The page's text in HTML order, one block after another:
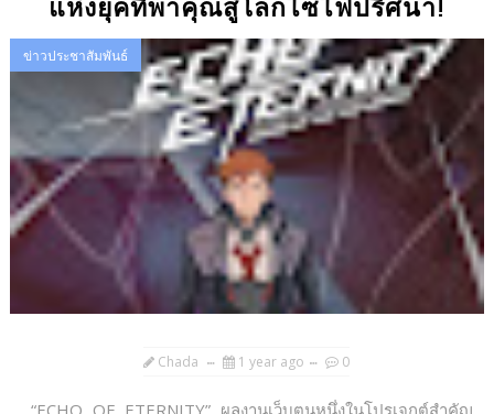
แห่งยุคที่พาคุณสู่โลกไซไฟปริศนา!
ข่าวประชาสัมพันธ์
Chada 1 year ago 0